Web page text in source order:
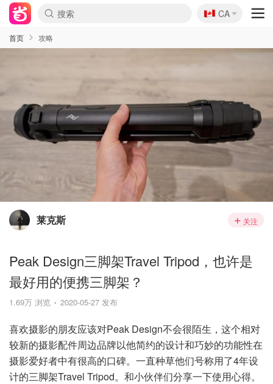
🇨🇦
CA
首页 攻略
莱克斯 关注
Peak Design三脚架Travel Tripod，也许是
最好用的便携三脚架？
1.69万 浏览 2020-05-27 发布
喜欢摄影的朋友应该对Peak Design不会很陌生，这个相对
较新的摄影配件周边品牌以他简约的设计和巧妙的功能性在
摄影爱好者中有很高的口碑。一直种草他们号称用了4年设
计的三脚架Travel Tripod。和小伙伴们分享一下使用心得。